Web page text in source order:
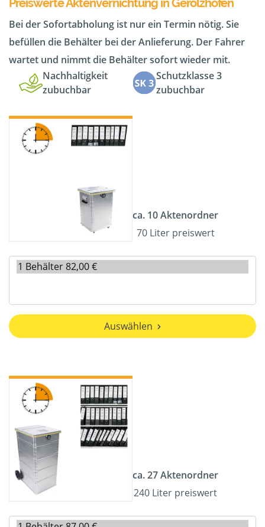
Preiswerte Aktenvernichtung in Gerolzhofen
Bei der Sofortabholung ist nur ein Termin nötig. Sie
befüllen die Behälter bei der Anlieferung. Der Fahrer
wartet und nimmt die Behälter sofort wieder mit.
Nachhaltigkeit
zubuchbar
Schutzklasse 3
zubuchbar
ca. 10 Aktenordner
70 Liter preiswert
Auswählen
ca. 27 Aktenordner
240 Liter preiswert